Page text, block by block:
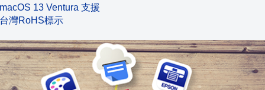
macOS 13 Ventura 支援
台灣RoHS標示